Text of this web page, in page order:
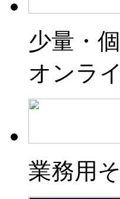
少量・
オンラ
業務用